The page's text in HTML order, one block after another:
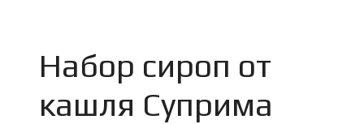
Набор сироп от
кашля Суприма